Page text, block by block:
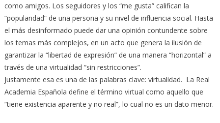
como amigos. Los seguidores y los “me gusta” califican la
“popularidad” de una persona y su nivel de influencia social. Hasta
el más desinformado puede dar una opinión contundente sobre
los temas más complejos, en un acto que genera la ilusión de
garantizar la “libertad de expresión” de una manera “horizontal” a
través de una virtualidad “sin restricciones”.
Justamente esa es una de las palabras clave: virtualidad. La Real
Academia Española define el término virtual como aquello que
“tiene existencia aparente y no real”, lo cual no es un dato menor.